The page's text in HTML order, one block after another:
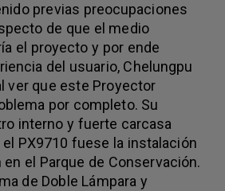
previas preocupaciones
de que el medio
el proyecto y por ende
del usuario, Chelungpu
ver que este Proyector
por completo. Su
interno y fuerte carcasa
PX9710 fuese la instalación
en el Parque de Conservación.
de Doble Lámpara y